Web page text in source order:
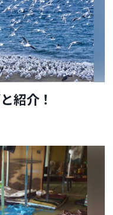
紹介！